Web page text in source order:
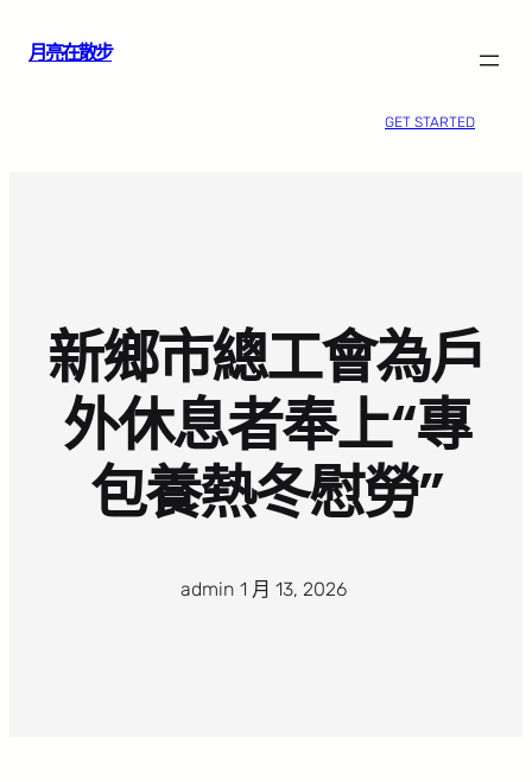
月亮在散步
GET STARTED
新鄉市總工會為戶
外休息者奉上“專
包養熱冬慰勞”
admin· 1 月 13, 2026·